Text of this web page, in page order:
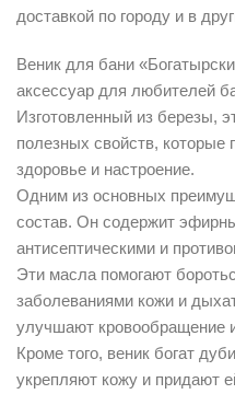
доставкой по городу и в
Веник для бани
аксессуар для любителей
Изготовленный из березы,
полезных свойств, которые
здоровье и настроение.
Одним из основных
состав. Он содержит
антисептическими и
Эти масла помогают
заболеваниями кожи и
улучшают кровообращение
Кроме того, веник богат
укрепляют кожу и придают